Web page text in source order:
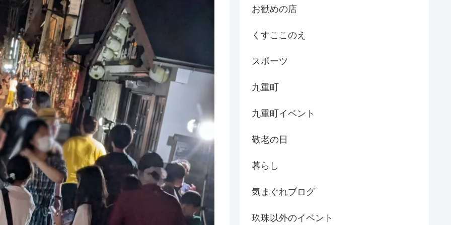
お勧めの店
くすここのえ
スポーツ
九重町
九重町イベント
敬老の日
暮らし
気まぐれブログ
玖珠以外のイベント